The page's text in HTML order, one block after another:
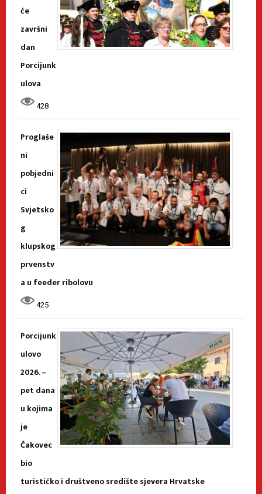
će
završni
dan
Porcijunk
ulova
428
Proglaše
ni
pobjedni
ci
Svjetsko
g
klupskog
prvenstv
a u feeder ribolovu
425
Porcijunk
ulovo
2026. –
pet dana
u kojima
je
Čakovec
bio
turističko i društveno središte sjevera Hrvatske